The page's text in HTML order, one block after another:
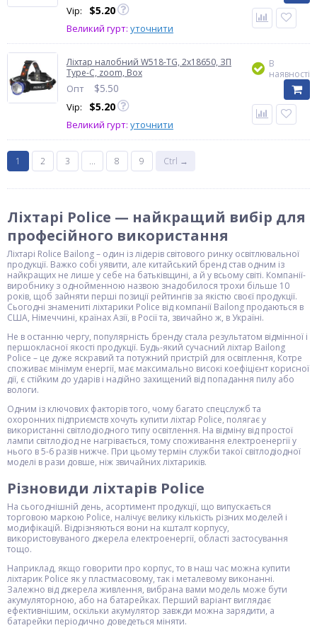
Vip: $5.20
Великий гурт: уточнити
Ліхтар налобний W518-TG, 2x18650, ЗП
Type-C, zoom, Box
Опт $5.50
Vip: $5.20
Великий гурт: уточнити
В
наявності
1 2 3 ... 8 9 Ctrl →
Ліхтарі Police — найкращий вибір для
професійного використання
Ліхтарі Rolice Bailong – один із лідерів світового ринку освітлювальної
продукції. Важко собі уявити, але китайський бренд став одним із
найкращих не лише у себе на батьківщині, а й у всьому світі. Компанії-
виробнику з однойменною назвою знадобилося трохи більше 10
років, щоб зайняти перші позиції рейтингів за якістю своєї продукції.
Сьогодні знамениті ліхтарики Police від компанії Bailong продаються в
США, Німеччині, країнах Азії, в Росії та, звичайно ж, в Україні.
Не в останню чергу, популярність бренду стала результатом відмінної і
першокласної якості продукції. Будь-який сучасний ліхтар Bailong
Police – це дуже яскравий та потужний пристрій для освітлення, Котре
споживає мінімум енергії, має максимально високі коефіцієнт корисної
дії, є стійким до ударів і надійно захищений від попадання пилу або
вологи.
Одним із ключових факторів того, чому багато спецслужб та
охоронних підприємств хочуть купити ліхтар Police, полягає у
використанні світлодіодного типу освітлення. На відміну від простої
лампи світлодіод не нагрівається, тому споживання електроенергії у
нього в 5-6 разів нижче. При цьому термін служби такої світлодіодної
моделі в рази довше, ніж звичайних ліхтариків.
Різновиди ліхтарів Police
На сьогоднішній день, асортимент продукції, що випускається
торговою маркою Police, налічує велику кількість різних моделей і
модифікацій. Відрізняються вони на кшталт корпусу,
використовуваного джерела електроенергії, області застосування
тощо.
Наприклад, якщо говорити про корпус, то в наш час можна купити
ліхтарик Police як у пластмасовому, так і металевому виконанні.
Залежно від джерела живлення, вибрана вами модель може бути
акумуляторною, або на батарейках. Перший варіант виглядає
ефективнішим, оскільки акумулятор завжди можна зарядити, а
батарейки періодично доведеться міняти.